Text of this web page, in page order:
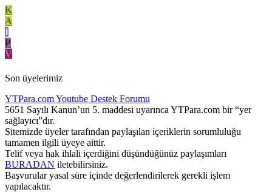
K
A
I
P
V
Son üyelerimiz
YTPara.comYoutube Destek Forumu
5651 Sayılı Kanun’un 5. maddesi uyarınca YTPara.com bir “yer
sağlayıcı”dır.
Sitemizde üyeler tarafından paylaşılan içeriklerin sorumluluğu
tamamen ilgili üyeye aittir.
Telif veya hak ihlali içerdiğini düşündüğünüz paylaşımları
BURADAN iletebilirsiniz.
Başvurular yasal süre içinde değerlendirilerek gerekli işlem
yapılacaktır.